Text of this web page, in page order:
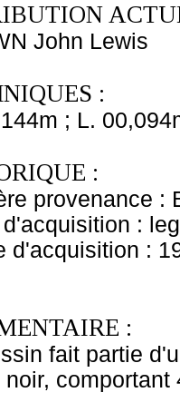
John Lewis
:
; L.
:
provenance :
d'acquisition :
d'acquisition :
:
fait partie
noir, comportant